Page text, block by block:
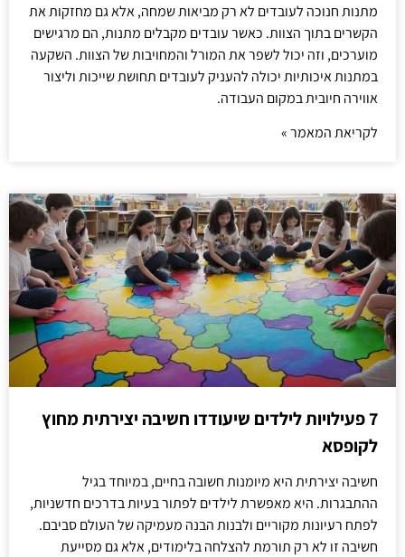
מתנות חנוכה לעובדים לא רק מביאות שמחה, אלא גם מחזקות את
הקשרים בתוך הצוות. כאשר עובדים מקבלים מתנות, הם מרגישים
מוערכים, וזה יכול לשפר את המורל והמחויבות של הצוות. השקעה
במתנות איכותיות יכולה להעניק לעובדים תחושת שייכות וליצור
אווירה חיובית במקום העבודה.
לקריאת המאמר »
7 פעילויות לילדים שיעודדו חשיבה יצירתית מחוץ
לקופסא
חשיבה יצירתית היא מיומנות חשובה בחיים, במיוחד בגיל
ההתבגרות. היא מאפשרת לילדים לפתור בעיות בדרכים חדשניות,
לפתח רעיונות מקוריים ולבנות הבנה מעמיקה של העולם סביבם.
חשיבה זו לא רק תורמת להצלחה בלימודים, אלא גם מסייעת